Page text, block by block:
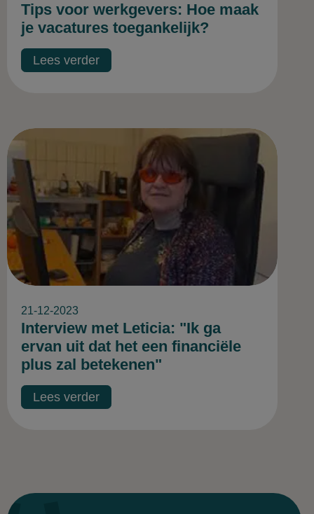
Tips voor werkgevers: Hoe maak
je vacatures toegankelijk?
Lees verder
21-12-2023
Interview met Leticia: "Ik ga
ervan uit dat het een financiële
plus zal betekenen"
Lees verder